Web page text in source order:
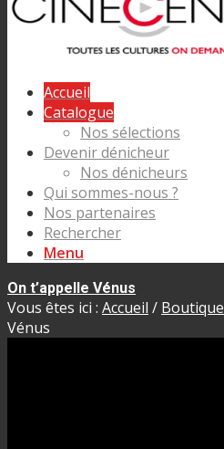
Accueil
Catalogue
Nos sélections
Devenir dénicheur
Nos dénicheurs
Qui sommes-nous ?
Nos partenaires
Rechercher
Menu
On t’appelle Vénus
Vous êtes ici : Accueil / Boutique
Vénus